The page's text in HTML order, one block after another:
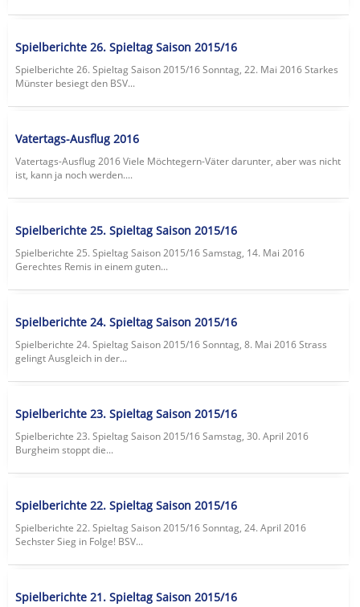
Spielberichte 26. Spieltag Saison 2015/16
Spielberichte 26. Spieltag Saison 2015/16 Sonntag, 22. Mai 2016 Starkes
Münster besiegt den BSV...
Vatertags-Ausflug 2016
Vatertags-Ausflug 2016 Viele Möchtegern-Väter darunter, aber was nicht
ist, kann ja noch werden....
Spielberichte 25. Spieltag Saison 2015/16
Spielberichte 25. Spieltag Saison 2015/16 Samstag, 14. Mai 2016
Gerechtes Remis in einem guten...
Spielberichte 24. Spieltag Saison 2015/16
Spielberichte 24. Spieltag Saison 2015/16 Sonntag, 8. Mai 2016 Strass
gelingt Ausgleich in der...
Spielberichte 23. Spieltag Saison 2015/16
Spielberichte 23. Spieltag Saison 2015/16 Samstag, 30. April 2016
Burgheim stoppt die...
Spielberichte 22. Spieltag Saison 2015/16
Spielberichte 22. Spieltag Saison 2015/16 Sonntag, 24. April 2016
Sechster Sieg in Folge! BSV...
Spielberichte 21. Spieltag Saison 2015/16